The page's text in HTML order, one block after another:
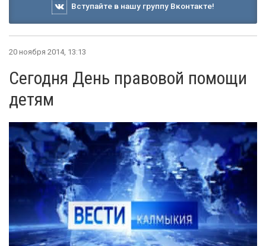
Вступайте в нашу группу Вконтакте!
20 ноября 2014, 13:13
Сегодня День правовой помощи
детям